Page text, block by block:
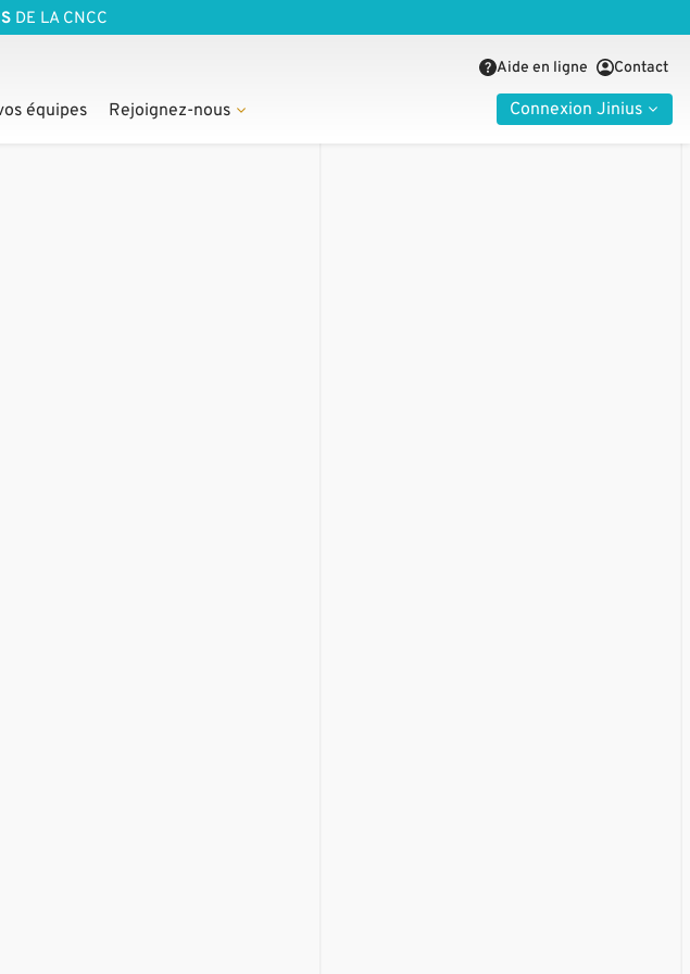
DE LA CNCC
équipes Rejoignez-nous
Aide en ligne Contact
Connexion Jinius